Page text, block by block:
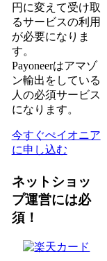
円に変えて受け取
るサービスの利用
が必要になりま
す。
Payoneerはアマゾ
ン輸出をしている
人の必須サービス
になります。
今すぐぺイオニア
に申し込む
ネットショッ
プ運営には必
須！